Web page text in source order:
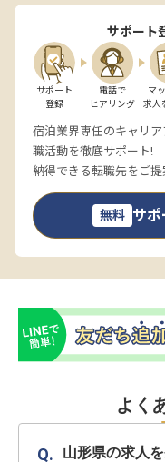
サポート
サポート
登録
電話で
ヒアリング
マ
求人
宿泊業界専任のキャリ
職活動を徹底サポート!
納得できる転職先をご提
無料 サ
よく
山形県の求人